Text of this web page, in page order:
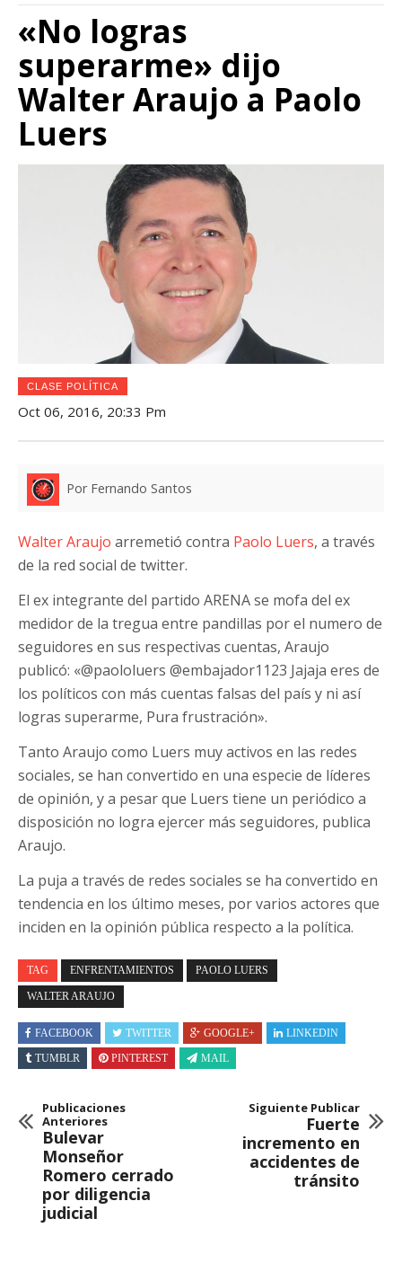
«No logras
superarme» dijo
Walter Araujo a Paolo
Luers
CLASE POLÍTICA
Oct 06, 2016, 20:33 Pm
Por Fernando Santos
Walter Araujo arremetió contra Paolo Luers, a través
de la red social de twitter.
El ex integrante del partido ARENA se mofa del ex
medidor de la tregua entre pandillas por el numero de
seguidores en sus respectivas cuentas, Araujo
publicó: «@paololuers @embajador1123 Jajaja eres de
los políticos con más cuentas falsas del país y ni así
logras superarme, Pura frustración».
Tanto Araujo como Luers muy activos en las redes
sociales, se han convertido en una especie de líderes
de opinión, y a pesar que Luers tiene un periódico a
disposición no logra ejercer más seguidores, publica
Araujo.
La puja a través de redes sociales se ha convertido en
tendencia en los último meses, por varios actores que
inciden en la opinión pública respecto a la política.
TAG ENFRENTAMIENTOS PAOLO LUERS
WALTER ARAUJO
FACEBOOK TWITTER GOOGLE+
LINKEDIN
TUMBLR
PINTEREST MAIL
Publicaciones
Anteriores
Bulevar
Monseñor
Romero cerrado
por diligencia
judicial
Siguiente Publicar
Fuerte
incremento en
accidentes de
tránsito